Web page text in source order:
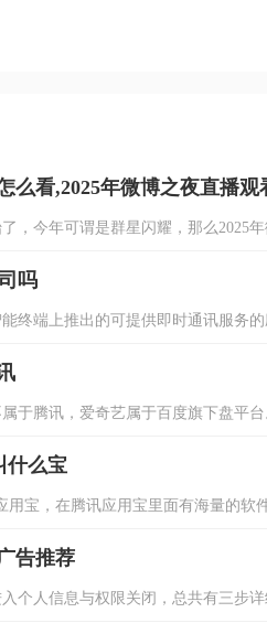
么看,2025年微博之夜直播观
，今年可谓是群星闪耀，那么2025
吗
终端上推出的可提供即时通讯服务
于腾讯，爱奇艺属于百度旗下盘平
什么宝
用宝，在腾讯应用宝里面有海量的软
告推荐
个人信息与权限关闭，总共有三步